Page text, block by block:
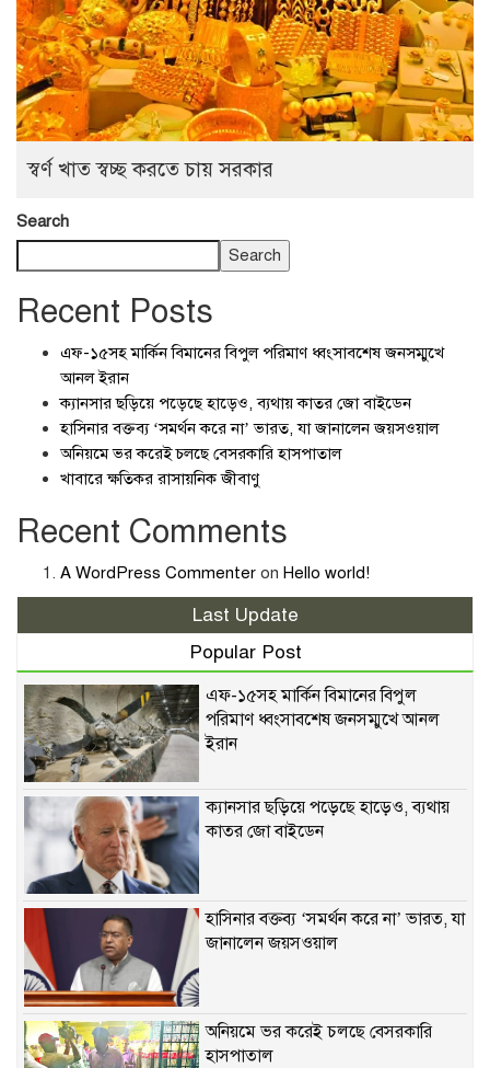
স্বর্ণ খাত স্বচ্ছ করতে চায় সরকার
Search
Search
Recent Posts
এফ-১৫সহ মার্কিন বিমানের বিপুল পরিমাণ ধ্বংসাবশেষ জনসম্মুখে
আনল ইরান
ক্যানসার ছড়িয়ে পড়েছে হাড়েও, ব্যথায় কাতর জো বাইডেন
হাসিনার বক্তব্য ‘সমর্থন করে না’ ভারত, যা জানালেন জয়সওয়াল
অনিয়মে ভর করেই চলছে বেসরকারি হাসপাতাল
খাবারে ক্ষতিকর রাসায়নিক জীবাণু
Recent Comments
A WordPress Commenter on Hello world!
Last Update
Popular Post
এফ-১৫সহ মার্কিন বিমানের বিপুল
পরিমাণ ধ্বংসাবশেষ জনসম্মুখে আনল
ইরান
ক্যানসার ছড়িয়ে পড়েছে হাড়েও, ব্যথায়
কাতর জো বাইডেন
হাসিনার বক্তব্য ‘সমর্থন করে না’ ভারত, যা
জানালেন জয়সওয়াল
অনিয়মে ভর করেই চলছে বেসরকারি
হাসপাতাল